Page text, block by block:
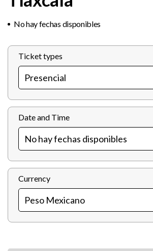
No hay fechas disponibles
Ticket types
Date and Time
Currency